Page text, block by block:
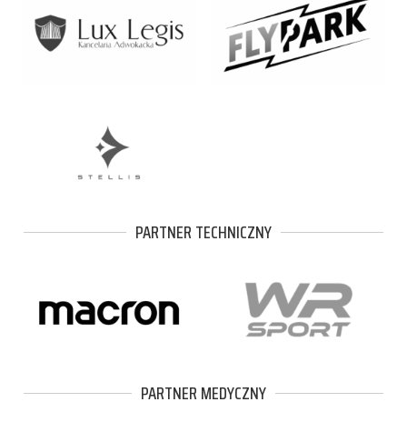
PARTNER TECHNICZNY
PARTNER MEDYCZNY